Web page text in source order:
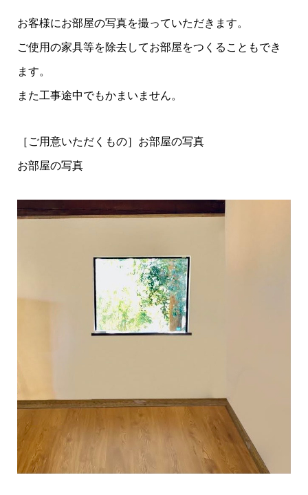
お客様にお部屋の写真を撮っていただきます。
ご使用の家具等を除去してお部屋をつくることもでき
ます。
また工事途中でもかまいません。
［ご用意いただくもの］お部屋の写真
お部屋の写真